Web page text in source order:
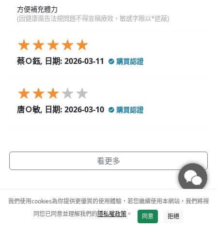
加入購物車
方便補充體力
(因健康廣告法規問題不得宣稱療效，敏感字眼以*遮蔽)
蔡Ｏ鈺, 日期: 2026-03-11 購買認證
唐Ｏ敏, 日期: 2026-03-10 購買認證
看更多
我們使用cookies為你提供更優質的使用體驗，若您繼續使用本網站，我們將視
同您已同意並理解我們的隱私權政策 。 同意 拒絕